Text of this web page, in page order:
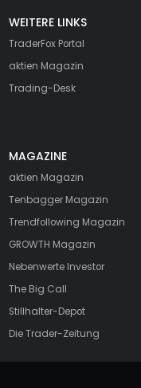
WEITERE LINKS
TraderFox Portal
aktien Magazin
Trading-Desk
MAGAZINE
aktien Magazin
Tenbagger Magazin
Trendfollowing Magazin
GROWTH Magazin
Nebenwerte Investor
The Big Call
Stillhalter-Depot
Die Trader-Zeitung